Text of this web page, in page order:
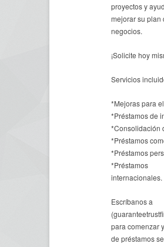
proyectos y
mejorar su plan
negocios.
¡Solicite hoy
Servicios
*Mejoras para
*Préstamos de
*Consolidación
*Préstamos
*Préstamos
*Préstamos
internacionales.
Escríbanos a
para comenzar
de préstamos